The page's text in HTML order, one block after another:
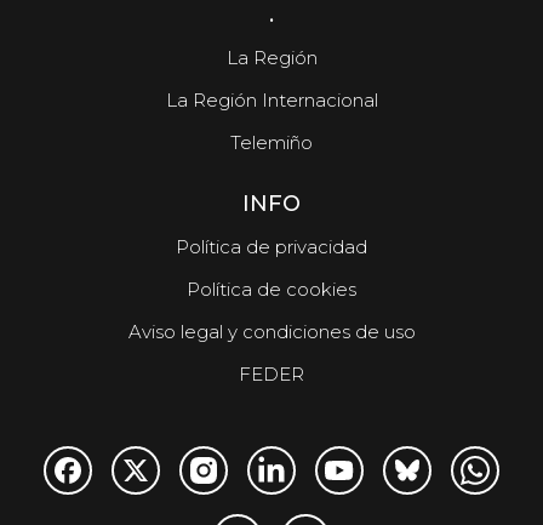
.
La Región
La Región Internacional
Telemiño
INFO
Política de privacidad
Política de cookies
Aviso legal y condiciones de uso
FEDER